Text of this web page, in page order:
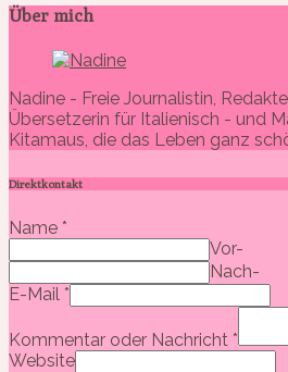
Über mich
Nadine - Freie Journalistin,
Übersetzerin für Italienisch - und
Kitamaus, die das Leben ganz
Direktkontakt
Name *
Vor-
Nach-
E-Mail *
Kommentar oder Nachricht *
Website